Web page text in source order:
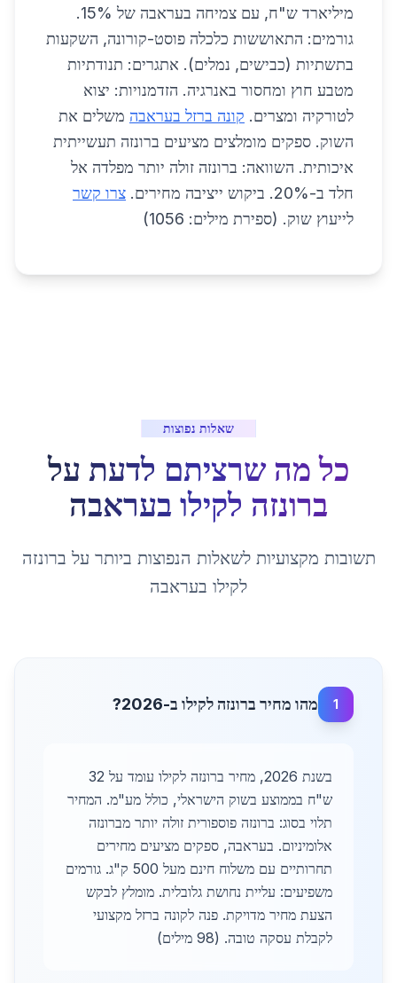
מיליארד ש"ח, עם צמיחה בעראבה של 15%.
גורמים: התאוששות כלכלה פוסט-קורונה, השקעות
בתשתיות (כבישים, נמלים). אתגרים: תנודתיות
מטבע חוץ ומחסור באנרגיה. הזדמנויות: יצוא
לטורקיה ומצרים. קונה ברזל בעראבה משלים את
השוק. ספקים מומלצים מציעים ברונזה תעשייתית
איכותית. השוואה: ברונזה זולה יותר מפלדה אל
חלד ב-20%. ביקוש ייציבה מחירים.
צרו קשר
לייעוץ שוק. (ספירת מילים: 1056)
שאלות נפוצות
כל מה שרציתם לדעת על
ברונזה לקילו בעראבה
תשובות מקצועיות לשאלות הנפוצות ביותר על ברונזה
לקילו בעראבה
1 מהו מחיר ברונזה לקילו ב-2026?
בשנת 2026, מחיר ברונזה לקילו עומד על 32
ש"ח בממוצע בשוק הישראלי, כולל מע"מ. המחיר
תלוי בסוג: ברונזה פוספורית זולה יותר מברונזה
אלומיניום. בעראבה, ספקים מציעים מחירים
תחרותיים עם משלוח חינם מעל 500 ק"ג. גורמים
משפיעים: עליית נחושת גלובלית. מומלץ לבקש
הצעת מחיר מדויקת. פנה לקונה ברזל מקצועי
לקבלת עסקה טובה. (98 מילים)